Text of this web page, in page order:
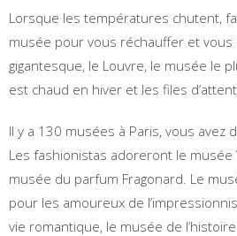
Lorsque les températures chutent,
musée pour vous réchauffer et vous
gigantesque, le Louvre, le musée le
est chaud en hiver et les files
Il y a 130 musées à Paris, vous avez
Les fashionistas adoreront le musée
musée du parfum Fragonard. Le
pour les amoureux de
vie romantique, le musée de